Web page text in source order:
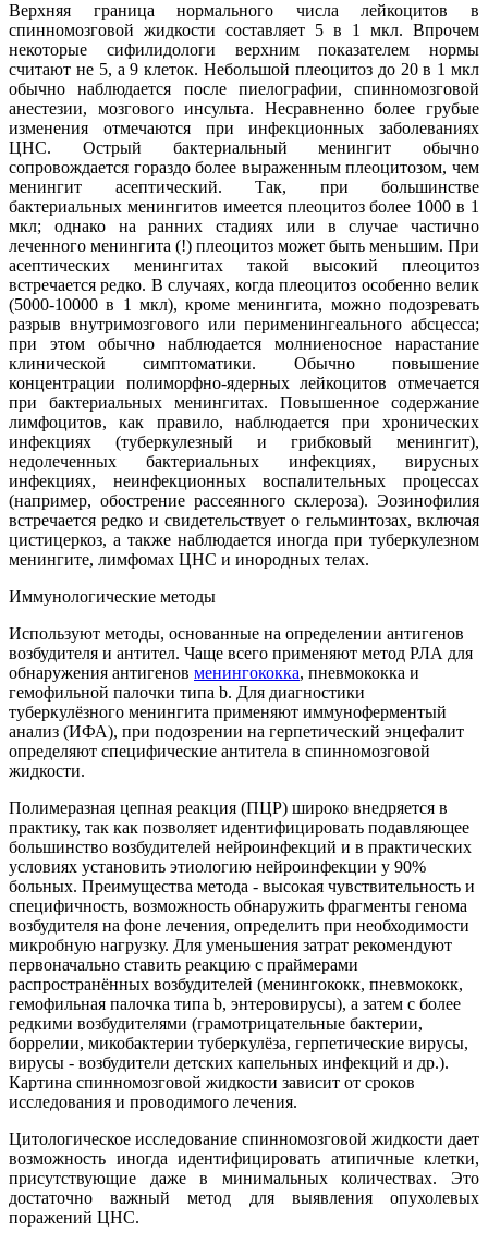
Верхняя граница нормального числа лейкоцитов в
спинномозговой жидкости составляет 5 в 1 мкл. Впрочем
некоторые сифилидологи верхним показателем нормы
считают не 5, а 9 клеток. Небольшой плеоцитоз до 20 в 1 мкл
обычно наблюдается после пиелографии, спинномозговой
анестезии, мозгового инсульта. Несравненно более грубые
изменения отмечаются при инфекционных заболеваниях
ЦНС. Острый бактериальный менингит обычно
сопровождается гораздо более выраженным плеоцитозом, чем
менингит асептический. Так, при большинстве
бактериальных менингитов имеется плеоцитоз более 1000 в 1
мкл; однако на ранних стадиях или в случае частично
леченного менингита (!) плеоцитоз может быть меньшим. При
асептических менингитах такой высокий плеоцитоз
встречается редко. В случаях, когда плеоцитоз особенно велик
(5000-10000 в 1 мкл), кроме менингита, можно подозревать
разрыв внутримозгового или перименингеального абсцесса;
при этом обычно наблюдается молниеносное нарастание
клинической симптоматики. Обычно повышение
концентрации полиморфно-ядерных лейкоцитов отмечается
при бактериальных менингитах. Повышенное содержание
лимфоцитов, как правило, наблюдается при хронических
инфекциях (туберкулезный и грибковый менингит),
недолеченных бактериальных инфекциях, вирусных
инфекциях, неинфекционных воспалительных процессах
(например, обострение рассеянного склероза). Эозинофилия
встречается редко и свидетельствует о гельминтозах, включая
цистицеркоз, а также наблюдается иногда при туберкулезном
менингите, лимфомах ЦНС и инородных телах.
Иммунологические методы
Используют методы, основанные на определении антигенов
возбудителя и антител. Чаще всего применяют метод РЛА для
обнаружения антигенов менингококка, пневмококка и
гемофильной палочки типа b. Для диагностики
туберкулёзного менингита применяют иммуноферментый
анализ (ИФА), при подозрении на герпетический энцефалит
определяют специфические антитела в спинномозговой
жидкости.
Полимеразная цепная реакция (ПЦР) широко внедряется в
практику, так как позволяет идентифицировать подавляющее
большинство возбудителей нейроинфекций и в практических
условиях установить этиологию нейроинфекции у 90%
больных. Преимущества метода - высокая чувствительность и
специфичность, возможность обнаружить фрагменты генома
возбудителя на фоне лечения, определить при необходимости
микробную нагрузку. Для уменьшения затрат рекомендуют
первоначально ставить реакцию с праймерами
распространённых возбудителей (менингококк, пневмококк,
гемофильная палочка типа b, энтеровирусы), а затем с более
редкими возбудителями (грамотрицательные бактерии,
боррелии, микобактерии туберкулёза, герпетические вирусы,
вирусы - возбудители детских капельных инфекций и др.).
Картина спинномозговой жидкости зависит от сроков
исследования и проводимого лечения.
Цитологическое исследование спинномозговой жидкости дает
возможность иногда идентифицировать атипичные клетки,
присутствующие даже в минимальных количествах. Это
достаточно важный метод для выявления опухолевых
поражений ЦНС.